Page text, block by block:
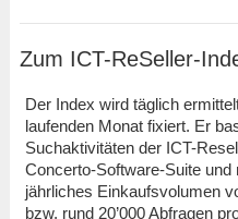
Zum ICT-ReSeller-
Der Index wird täglich
laufenden Monat fixiert. Er
Suchaktivitäten der ICT-
Concerto-Software-Suite und
jährliches Einkaufsvolumen
bzw. rund 20’000 Abfragen